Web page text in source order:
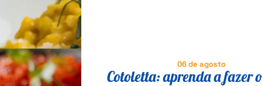
06 de agosto
Cotoletta: aprenda a fazer